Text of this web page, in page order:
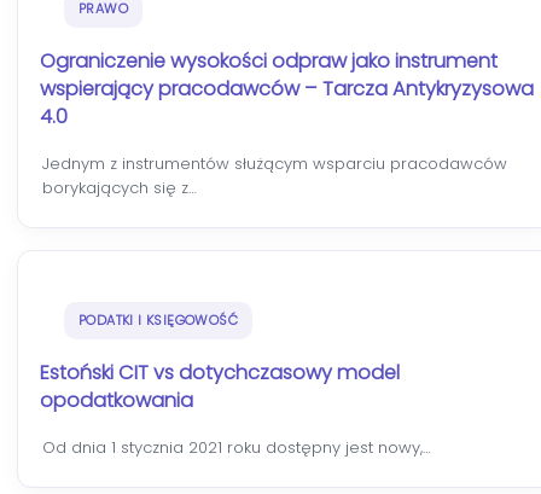
PRAWO
Ograniczenie wysokości odpraw jako instrument
wspierający pracodawców – Tarcza Antykryzysowa
4.0
Jednym z instrumentów służącym wsparciu pracodawców
borykających się z…
PODATKI I KSIĘGOWOŚĆ
Estoński CIT vs dotychczasowy model
opodatkowania
Od dnia 1 stycznia 2021 roku dostępny jest nowy,…